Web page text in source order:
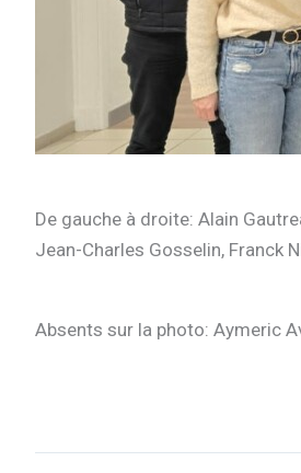
De gauche à droite: Alain
Jean-Charles Gosselin, Franck
Absents sur la photo: Aymeric